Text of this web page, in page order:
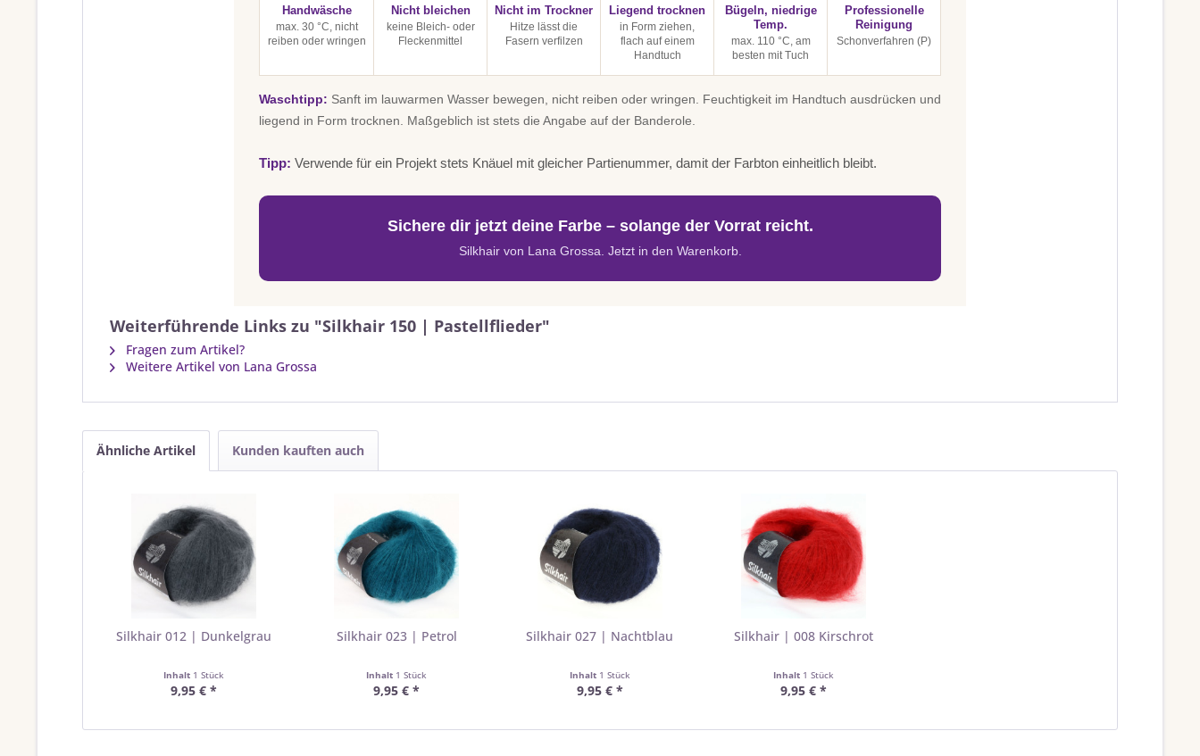
Handwäsche
max. 30 °C, nicht
reiben oder wringen
Nicht bleichen
keine Bleich- oder
Fleckenmittel
Nicht im Trockner
Hitze lässt die
Fasern verfilzen
Liegend trocknen
in Form ziehen,
flach auf einem
Handtuch
Bügeln, niedrige
Temp.
max. 110 °C, am
besten mit Tuch
Professionelle
Reinigung
Schonverfahren (P)
Waschtipp: Sanft im lauwarmen Wasser bewegen, nicht reiben oder wringen. Feuchtigkeit im Handtuch ausdrücken und
liegend in Form trocknen. Maßgeblich ist stets die Angabe auf der Banderole.
Tipp: Verwende für ein Projekt stets Knäuel mit gleicher Partienummer, damit der Farbton einheitlich bleibt.
Sichere dir jetzt deine Farbe – solange der Vorrat reicht.
Silkhair von Lana Grossa. Jetzt in den Warenkorb.
Weiterführende Links zu "Silkhair 150 | Pastellflieder"
Fragen zum Artikel?
Weitere Artikel von Lana Grossa
Ähnliche Artikel Kunden kauften auch
Silkhair 012 | Dunkelgrau
Inhalt 1 Stück
9,95 € *
Silkhair 023 | Petrol
Inhalt 1 Stück
9,95 € *
Silkhair 027 | Nachtblau
Inhalt 1 Stück
9,95 € *
Silkhair | 008 Kirschrot
Inhalt 1 Stück
9,95 € *